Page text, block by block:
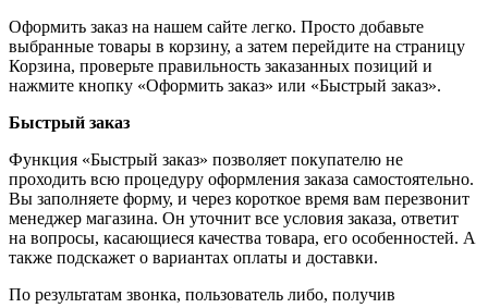
Оформить заказ на нашем сайте легко. Просто добавьте
выбранные товары в корзину, а затем перейдите на страницу
Корзина, проверьте правильность заказанных позиций и
нажмите кнопку «Оформить заказ» или «Быстрый заказ».
Быстрый заказ
Функция «Быстрый заказ» позволяет покупателю не
проходить всю процедуру оформления заказа самостоятельно.
Вы заполняете форму, и через короткое время вам перезвонит
менеджер магазина. Он уточнит все условия заказа, ответит
на вопросы, касающиеся качества товара, его особенностей. А
также подскажет о вариантах оплаты и доставки.
По результатам звонка, пользователь либо, получив